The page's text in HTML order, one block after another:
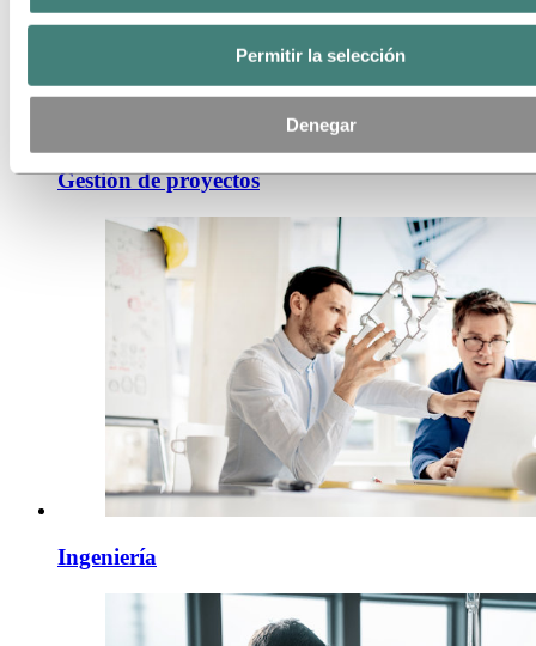
Permitir la selección
Denegar
Gestión de proyectos
Ingeniería